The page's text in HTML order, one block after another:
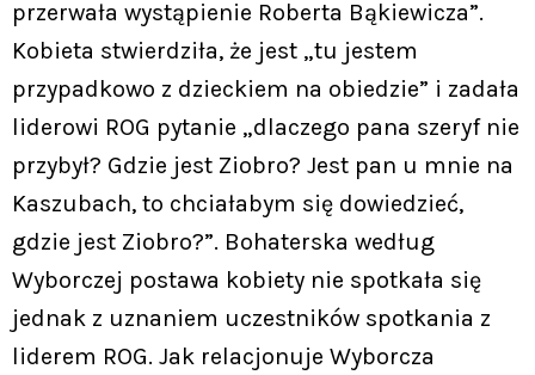
przerwała wystąpienie Roberta Bąkiewicza”.
Kobieta stwierdziła, że jest „tu jestem
przypadkowo z dzieckiem na obiedzie” i zadała
liderowi ROG pytanie „dlaczego pana szeryf nie
przybył? Gdzie jest Ziobro? Jest pan u mnie na
Kaszubach, to chciałabym się dowiedzieć,
gdzie jest Ziobro?”. Bohaterska według
Wyborczej postawa kobiety nie spotkała się
jednak z uznaniem uczestników spotkania z
liderem ROG. Jak relacjonuje Wyborcza